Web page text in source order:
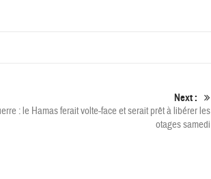
Next :
: le Hamas ferait volte-face et serait prêt à libérer les
otages samedi